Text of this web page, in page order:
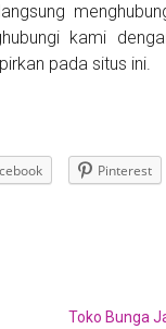
kami
pada situs ini.
Pinterest
Toko Bunga